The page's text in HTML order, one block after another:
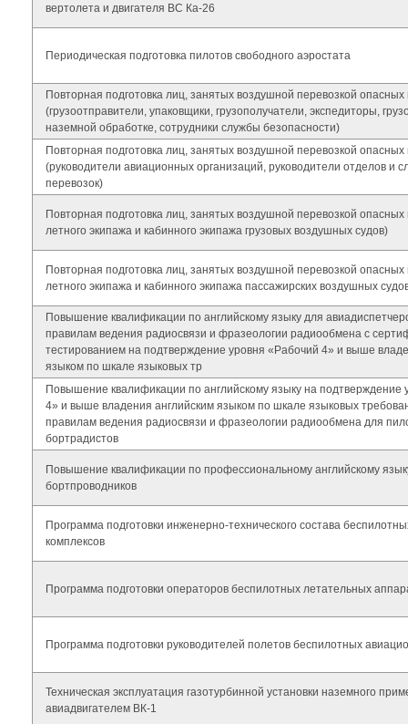
вертолета и двигателя ВС Ка-26
Периодическая подготовка пилотов свободного аэростата
Повторная подготовка лиц, занятых воздушной перевозкой опасных
(грузоотправители, упаковщики, грузополучатели, экспедиторы,
наземной обработке, сотрудники службы безопасности)
Повторная подготовка лиц, занятых воздушной перевозкой опасных
(руководители авиационных организаций, руководители отделов и
перевозок)
Повторная подготовка лиц, занятых воздушной перевозкой опасных
летного экипажа и кабинного экипажа грузовых воздушных судов)
Повторная подготовка лиц, занятых воздушной перевозкой опасных
летного экипажа и кабинного экипажа пассажирских воздушных
Повышение квалификации по английскому языку для
правилам ведения радиосвязи и фразеологии радиообмена с
тестированием на подтверждение уровня «Рабочий 4» и выше
языком по шкале языковых тр
Повышение квалификации по английскому языку на подтверждение
4» и выше владения английским языком по шкале языковых
правилам ведения радиосвязи и фразеологии радиообмена для
бортрадистов
Повышение квалификации по профессиональному английскому
бортпроводников
Программа подготовки инженерно-технического состава
комплексов
Программа подготовки операторов беспилотных летательных
Программа подготовки руководителей полетов беспилотных
Техническая эксплуатация газотурбинной установки наземного
авиадвигателем ВК-1